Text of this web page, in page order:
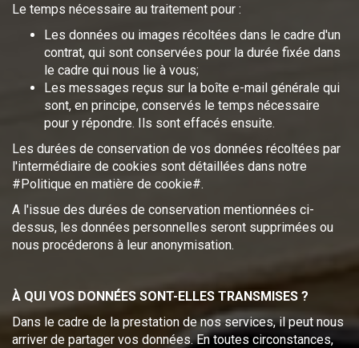
Le temps nécessaire au traitement pour :
Les données ou images récoltées dans le cadre d'un
contrat, qui sont conservées pour la durée fixée dans
le cadre qui nous lie à vous;
Les messages reçus sur la boîte e-mail générale qui
sont, en principe, conservés le temps nécessaire
pour y répondre. Ils sont effacés ensuite.
Les durées de conservation de vos données récoltées par
l'intermédiaire de cookies sont détaillées dans notre
#Politique en matière de cookie#.
A l'issue des durées de conservation mentionnées ci-
dessus, les données personnelles seront supprimées ou
nous procéderons à leur anonymisation.
À QUI VOS DONNÉES SONT-ELLES TRANSMISES ?
Dans le cadre de la prestation de nos services, il peut nous
arriver de partager vos données. En toutes circonstances,